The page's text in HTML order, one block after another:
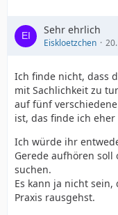
Sehr ehrlich
Eiskloetzchen
Ich finde nicht, dass
mit Sachlichkeit zu
auf fünf
ist, das finde ich
Ich würde ihr
Gerede aufhören
suchen.
Es kann ja nicht
Praxis rausgehst.